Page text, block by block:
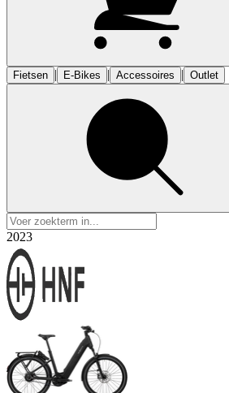
Fietsen | E-Bikes | Accessoires | Outlet
2023